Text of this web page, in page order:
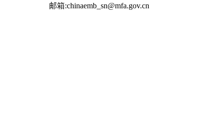
邮箱:chinaemb_sn@mfa.gov.cn